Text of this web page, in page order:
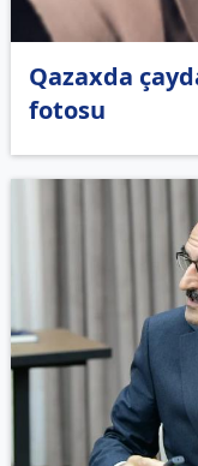
Qazaxda
fotosu